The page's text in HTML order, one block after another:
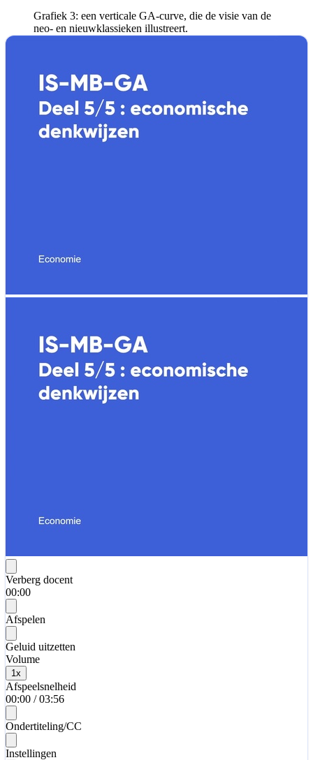
Grafiek 3: een verticale GA-curve, die de visie van de
neo- en nieuwklassieken illustreert.
Verberg docent
00:00
Afspelen
Geluid uitzetten
Volume
1 x
Afspeelsnelheid
00:00 / 03:56
Ondertiteling/CC
Instellingen